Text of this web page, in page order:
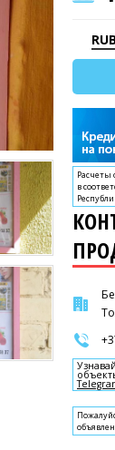
RUB
Расчеты
в